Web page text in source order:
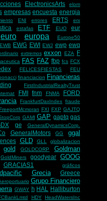
ElectronicsArts
elom
empresas encuesta energia
ENI errores ERTS erx
estafas ETF EUO eur
euro europa
Europe50
EWB EWG EWI EWJ ewp ewq
extremos exxon EZA
F
FAS FAZ fbp fcs FCX
FELICESFIESTAS
FEU
financiacion Financieras
FirstIndustrialRealtyTrust
FMI fnm FNMA FORD
FrankfurtDaxIndex fraude
FreeportMcmoran FXI FXP GAJTQ
GAMI GAP gaptq gas
ge GeneralDynamicsCorp.
GeneralMotors GG ggal
GLD GLL
globalizacion
gold GOLDCORP
Goldman
GoldMiners goodyear
GOOG
GRACIAS1 gráficos
Grecia Greece
Grupo Financiero
GWAY h HAL Halliburton
HDY
HeadWatersInc